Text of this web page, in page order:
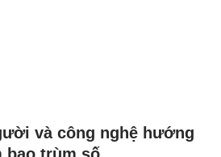
và công nghệ hướng